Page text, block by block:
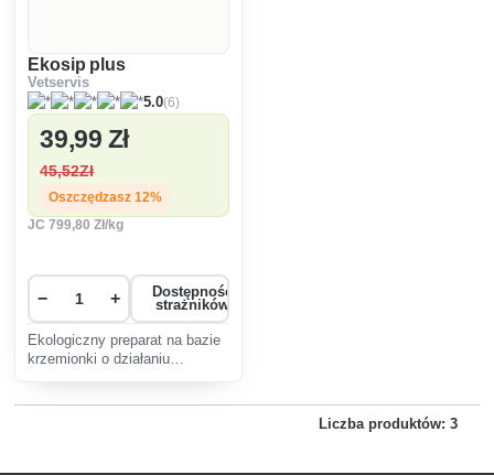
Ekosip plus
Vetservis
5.0(6)
39,99 Zł
45,52Zł
Oszczędzasz 12%
JC799,80 Zł/kg
− +
Dostępność
strażników
Ekologiczny preparat na bazie
krzemionki o działaniu
Liczba produktów: 3